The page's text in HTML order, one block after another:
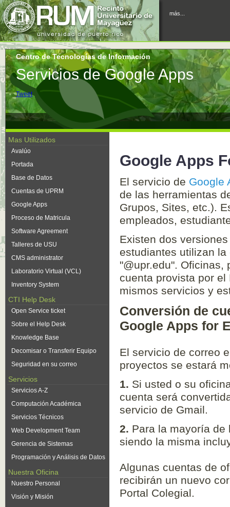
más...
Centro de Tecnologías de Información
Servicios de Google Apps
Tweet
Mas Utilizados
Avalúo
Portada
Base de Datos
Cuentas de UPRM
Google Apps
Proceso de Matricula
Software Agreement
Talleres de USU
CMS administrator
Laboratorio Virtual (VCL)
Inventory System
CTI Help Desk
Open Service ticket
Sobre el Help Desk
Knowledge Base
Decomisar o Transferir Equipo
Seguridad en su correo
Servicios
Servicios A-Z
Computación Académica
Servicios Técnicos
Web Development Team
Gerencia de Sistemas
Programación y Análisis de Datos
Nuestra Oficina
Nuestro Personal
Visión y Misión
Google Apps
El servicio de Google
de las herramientas
Grupos, Sites, etc.).
empleados,
Existen dos
estudiantes utilizan
"@upr.edu".
cuenta provista por
mismos servicios y
Conversión de
Google Apps for
El servicio de correo
proyectos se estará
1. Si usted o su
cuenta será
servicio de Gmail.
2. Para la mayoría de
siendo la misma
Algunas cuentas de
recibirán un nuevo
Portal Colegial.